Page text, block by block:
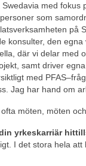
med
som
på
konsulter, den
där vi delar med
samt driver
med PFAS–
Jag har hand om
möten, möten
yrkeskarriär
I det stora hela